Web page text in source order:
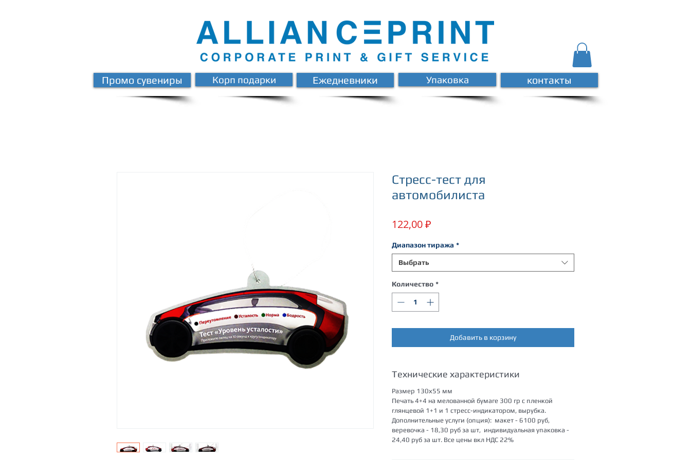
Промо сувениры Корп подарки Ежедневники Упаковка контакты
Стресс-тест для
автомобилиста
122,00 ₽
Диапазон тиража *
Выбрать
Количество *
Добавить в корзину
Технические характеристики
Размер 130х55 мм
Печать 4+4 на мелованной бумаге 300 гр с пленкой
глянцевой 1+1 и 1 стресс-индикатором, вырубка.
Дополнительные услуги (опция): макет - 6100 руб,
веревочка - 18,30 руб за шт, индивидуальная упаковка -
24,40 руб за шт. Все цены вкл НДС 22%